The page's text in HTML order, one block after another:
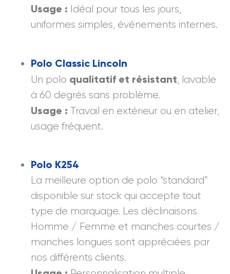
Usage : Idéal pour tous les jours,
uniformes simples, événements internes.
Polo Classic Lincoln
Un polo qualitatif et résistant, lavable
à 60 degrés sans problème.
Usage : Travail en extérieur ou en atelier,
usage fréquent.
Polo K254
La meilleure option de polo “standard”
disponible sur stock qui accepte tout
type de marquage. Les déclinaisons
Homme / Femme et manches courtes /
manches longues sont appréciées par
nos différents clients.